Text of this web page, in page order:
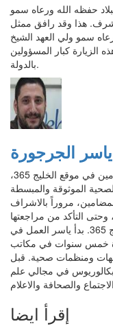
حفظه الله ورعاه سمو
هذا وقد رافق ممثل
سمو ولي العهد الشيخ
الزيارة كبار المسؤولين
بالدولة.
ياسر الجرجورة
عمل ياسر كمدير سابق لقسم المحتوى والمضامين في موقع الخليج 365،
الموثوقة والمبسطة
المضامين، مروراً بالاشراف
وحتى التأكد من مراجعتها
والمصادقة الطبية عليها وتقديمها لزوار الخليج 365. بدأ ياسر العمل في
خمس سنوات في مكاتب
جهات ومنظمات صحية. قبل
شهادة البكالوريوس في مجالي علم
إقرأ ايضا